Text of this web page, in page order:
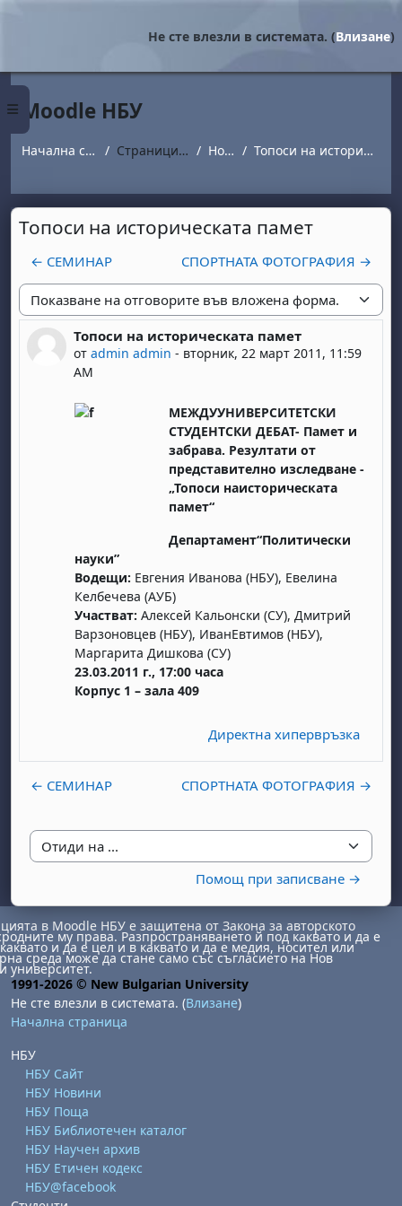
Страничен панел
Не сте влезли в системата. (Влизане)
Moodle НБУ
Начална страница Страници от сайта Новини Топоси на историческата памет
Топоси на историческата памет
← СЕМИНАР СПОРТНАТА ФОТОГРАФИЯ →
Начин на показване
Топоси на историческата памет
от admin admin - вторник, 22 март 2011, 11:59
AM
Number of replies: 0
МЕЖДУУНИВЕРСИТЕТСКИ
СТУДЕНТСКИ ДЕБАТ- Памет и
забрава. Резултати от
представително изследване -
„Топоси наисторическата
памет“
Департамент“Политически
науки”
Водещи: Евгения Иванова (НБУ), Евелина
Келбечева (АУБ)
Участват: Алексей Кальонски (СУ), Дмитрий
Варзоновцев (НБУ), ИванЕвтимов (НБУ),
Маргарита Дишкова (СУ)
23.03.2011 г., 17:00 часа
Корпус 1 – зала 409
Директна хипервръзка
← СЕМИНАР СПОРТНАТА ФОТОГРАФИЯ →
Отиди на ...
Помощ при записване →
1 август
неделя, 2 август
6 август
август8 август
неделя, 9 август
август
август
15 август
неделя, 16 август
август
август
22 август
неделя, 23 август
август
август
29 август
неделя, 30 август
в Moodle НБУ е защитена от Закона за авторското
му права. Разпространяването й под каквато и да е
и да е цел и в каквато и да е медия, носител или
среда може да стане само със съгласието на Нов
университет.
1991-2026 © New Bulgarian University
Не сте влезли в системата. (Влизане)
Начална страница
НБУ
НБУ Сайт
НБУ Новини
НБУ Поща
НБУ Библиотечен каталог
НБУ Научен архив
НБУ Етичен кодекс
НБУ@facebook